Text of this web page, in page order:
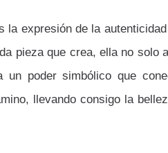
la expresión de la
pieza que crea, ella no solo
un poder simbólico que
llevando consigo la